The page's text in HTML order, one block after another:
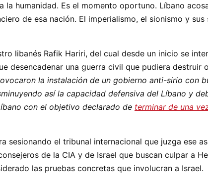
humanidad. Es el momento oportuno. Líbano
de esa nación. El imperialismo, el sionismo y sus
libanés Rafik Hariri, del cual desde un inicio se
desencadenar una guerra civil que pudiera destruir
la instalación de un gobierno anti-sirio con
así la capacidad defensiva del Líbano y
con el objetivo declarado de terminar de una
sesionando el tribunal internacional que juzga ese
de la CIA y de Israel que buscan culpar a
las pruebas concretas que involucran a Israel.